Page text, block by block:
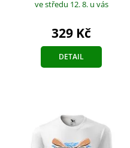
ve středu 12. 8. u vás
329 Kč
DETAIL